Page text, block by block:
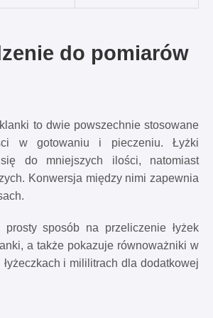
do pomiarów
to dwie powszechnie stosowane
w gotowaniu i pieczeniu. Łyżki
do mniejszych ilości, natomiast
Konwersja między nimi zapewnia
prosty sposób na przeliczenie łyżek
a także pokazuje równoważniki w
łyżeczkach i mililitrach dla dodatkowej